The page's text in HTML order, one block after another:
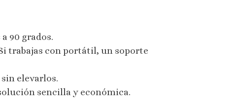
90 grados.
trabajas con portátil, un soporte
elevarlos.
sencilla y económica.